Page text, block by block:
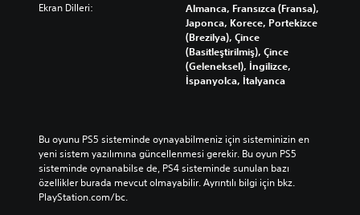
Ekran Dilleri:
Almanca, Fransızca (Fransa),
Japonca, Korece, Portekizce
(Brezilya), Çince
(Basitleştirilmiş), Çince
(Geleneksel), İngilizce,
İspanyolca, İtalyanca
Bu oyunu PS5 sisteminde oynayabilmeniz için sisteminizin en
yeni sistem yazılımına güncellenmesi gerekir. Bu oyun PS5
sisteminde oynanabilse de, PS4 sisteminde sunulan bazı
özellikler burada mevcut olmayabilir. Ayrıntılı bilgi için bkz.
PlayStation.com/bc.